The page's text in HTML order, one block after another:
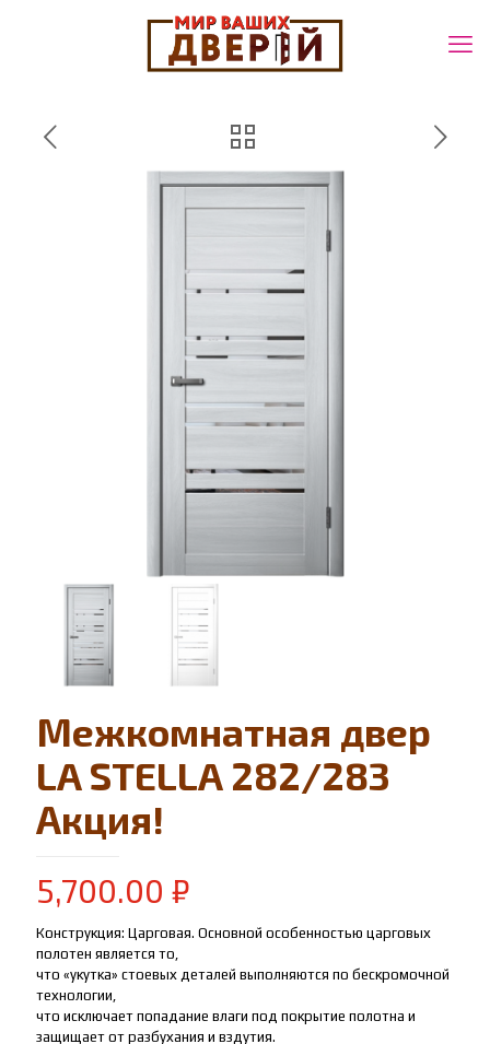
Межкомнатная двер
LA STELLA 282/283
Акция!
5,700.00 ₽
Конструкция: Царговая. Основной особенностью царговых
полотен является то,
что «укутка» стоевых деталей выполняются по бескромочной
технологии,
что исключает попадание влаги под покрытие полотна и
защищает от разбухания и вздутия.